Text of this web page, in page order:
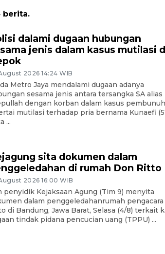
berita.
dalami dugaan hubungan
jenis dalam kasus mutilasi
2026 14:24 WIB
Metro Jaya mendalami dugaan adanya
sesama jenis antara tersangka SA alias
dengan korban dalam kasus
mutilasi terhadap pria bernama Kunaefi
...
sita dokumen dalam
di rumah Don Ritto
2026 16:00 WIB
penyidik Kejaksaan Agung (Tim 9) menyita
dalam penggeledahanrumah
di Bandung, Jawa Barat, Selasa (4/8) terkait
tindak pidana pencucian uang (TPPU) ...